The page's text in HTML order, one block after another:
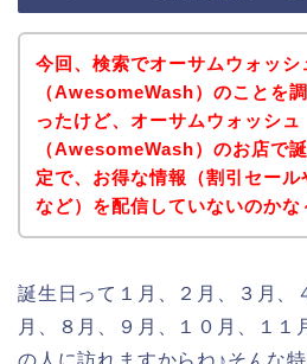
今回、検索でオーサムウォッシ
（AwesomeWash）のことを
ったけど、オーサムウォッシュ
（AwesomeWash）のお店で
定で、お得な情報（割引セール
など）を配信していないのかな
誕生日って１月、２月、３月、
月、８月、９月、１０月、１１
の人に訪れますからね♪そんな